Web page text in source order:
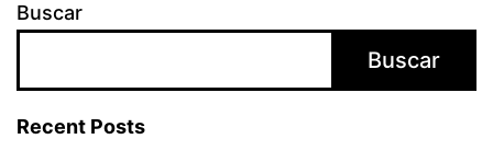
Buscar
Buscar
Recent Posts